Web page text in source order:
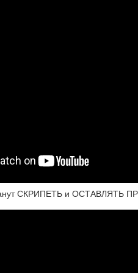
СКРИПЕТЬ и ОСТАВЛЯТЬ